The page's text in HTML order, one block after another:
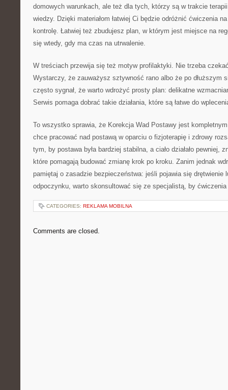
domowych warunkach, ale też dla tych, którzy są w trakcie
wiedzy. Dzięki materiałom łatwiej Ci będzie odróżnić ćwiczenia
kontrolę. Łatwiej też zbudujesz plan, w którym jest miejsce na
się wtedy, gdy ma czas na utrwalenie.
W treściach przewija się też motyw profilaktyki. Nie trzeba
Wystarczy, że zauważysz sztywność rano albo że po dłuższym
często sygnał, że warto wdrożyć prosty plan: delikatne
Serwis pomaga dobrać takie działania, które są łatwe do
To wszystko sprawia, że Korekcja Wad Postawy jest
chce pracować nad postawą w oparciu o fizjoterapię i zdrowy
tym, by postawa była bardziej stabilna, a ciało działało pewniej,
które pomagają budować zmianę krok po kroku. Zanim jednak
pamiętaj o zasadzie bezpieczeństwa: jeśli pojawia się drętwienie
odpoczynku, warto skonsultować się ze specjalistą, by ćwiczenia
CATEGORIES: REKLAMA MOBILNA
Comments are closed.